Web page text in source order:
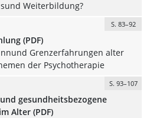
Weiterbildung?
S. 83–92
(PDF)
Grenzerfahrungen alter
der Psychotherapie
S. 93–107
gesundheitsbezogene
Alter (PDF)